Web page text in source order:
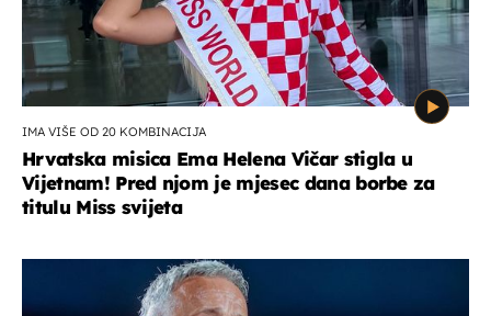
IMA VIŠE OD 20 KOMBINACIJA
Hrvatska misica Ema Helena Vičar stigla u
Vijetnam! Pred njom je mjesec dana borbe za
titulu Miss svijeta